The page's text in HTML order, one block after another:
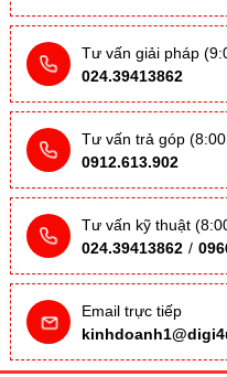
Tư vấn giải pháp
024.39413862
Tư vấn trả góp
0912.613.902
Tư vấn kỹ thuật
024.39413862 /
Email trực tiếp